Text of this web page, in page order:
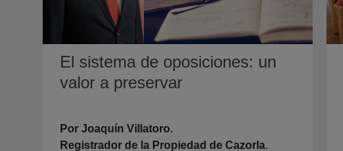
El sistema de oposiciones: un
valor a preservar
Por Joaquín Villatoro.
Registrador de la Propiedad de Cazorla.